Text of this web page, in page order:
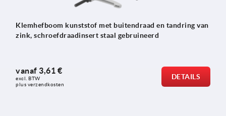
Klemhefboom kunststof met buitendraad en tandring van
zink, schroefdraadinsert staal gebruineerd
vanaf 3,61 €
excl. BTW
plus verzendkosten
DETAILS